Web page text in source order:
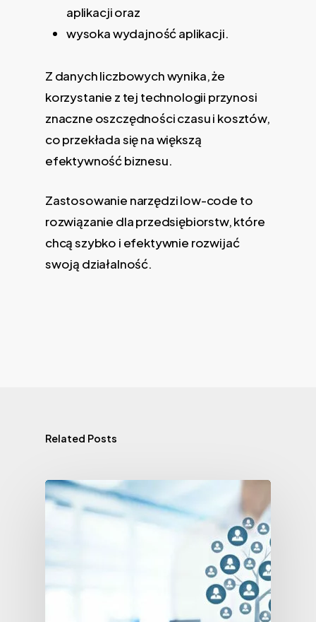
aplikacji oraz
wysoka wydajność aplikacji.
Z danych liczbowych wynika, że
korzystanie z tej technologii przynosi
znaczne oszczędności czasu i kosztów,
co przekłada się na większą
efektywność biznesu.
Zastosowanie narzędzi low-code to
rozwiązanie dla przedsiębiorstw, które
chcą szybko i efektywnie rozwijać
swoją działalność.
Related Posts